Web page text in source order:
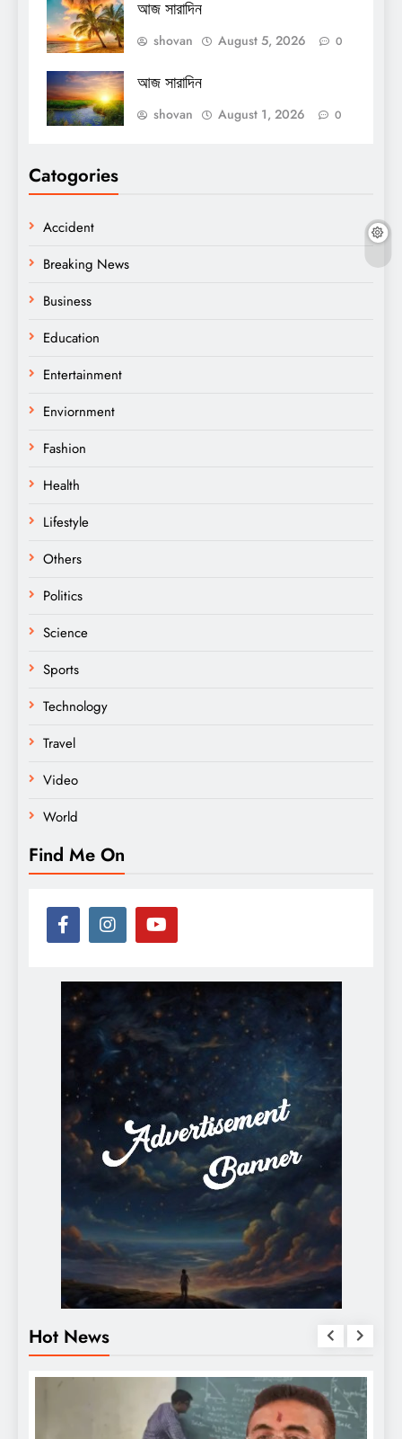
আজ সারাদিন
shovan August 5, 2026 0
আজ সারাদিন
shovan August 1, 2026 0
Catogories
Accident
Breaking News
Business
Education
Entertainment
Enviornment
Fashion
Health
Lifestyle
Others
Politics
Science
Sports
Technology
Travel
Video
World
Find Me On
Hot News